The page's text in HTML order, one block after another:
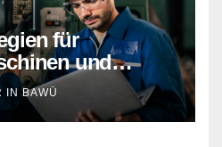
für
und
IN BAWÜ